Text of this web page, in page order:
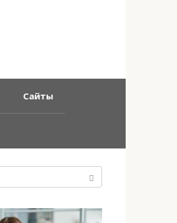
Сайты